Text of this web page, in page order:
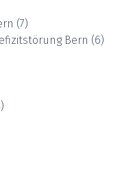
(7)
Bern (6)
)